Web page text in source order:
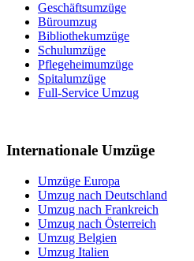
Geschäftsumzüge
Büroumzug
Bibliothekumzüge
Schulumzüge
Pflegeheimumzüge
Spitalumzüge
Full-Service Umzug
Internationale Umzüge
Umzüge Europa
Umzug nach Deutschland
Umzug nach Frankreich
Umzug nach Österreich
Umzug Belgien
Umzug Italien